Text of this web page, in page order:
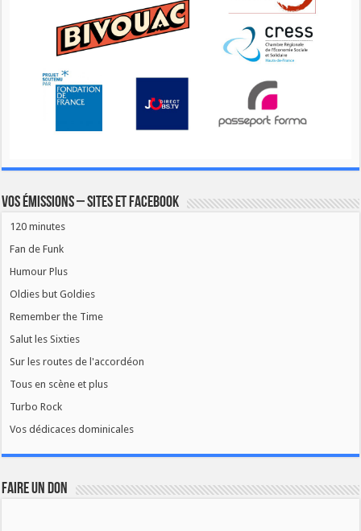
Vos émissions – Sites et Facebook
120 minutes
Fan de Funk
Humour Plus
Oldies but Goldies
Remember the Time
Salut les Sixties
Sur les routes de l'accordéon
Tous en scène et plus
Turbo Rock
Vos dédicaces dominicales
FAIRE UN DON